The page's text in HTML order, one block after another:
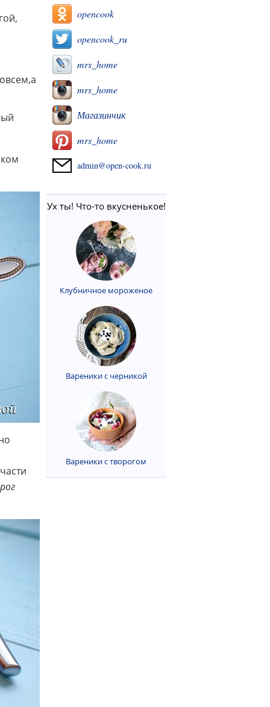
opencook
opencook_ru
mrs_home
mrs_home
Магазинчик
mrs_home
admin@open-cook.ru
Ух ты! Что-то вкусненькое!
Клубничное мороженое
Вареники с черникой
Вареники с творогом